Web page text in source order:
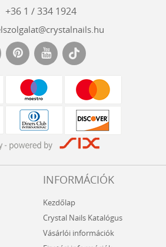
+36 1 / 334 1924
INFORMÁCIÓK
Kezdőlap
Crystal Nails Katalógus
Vásárlói információk